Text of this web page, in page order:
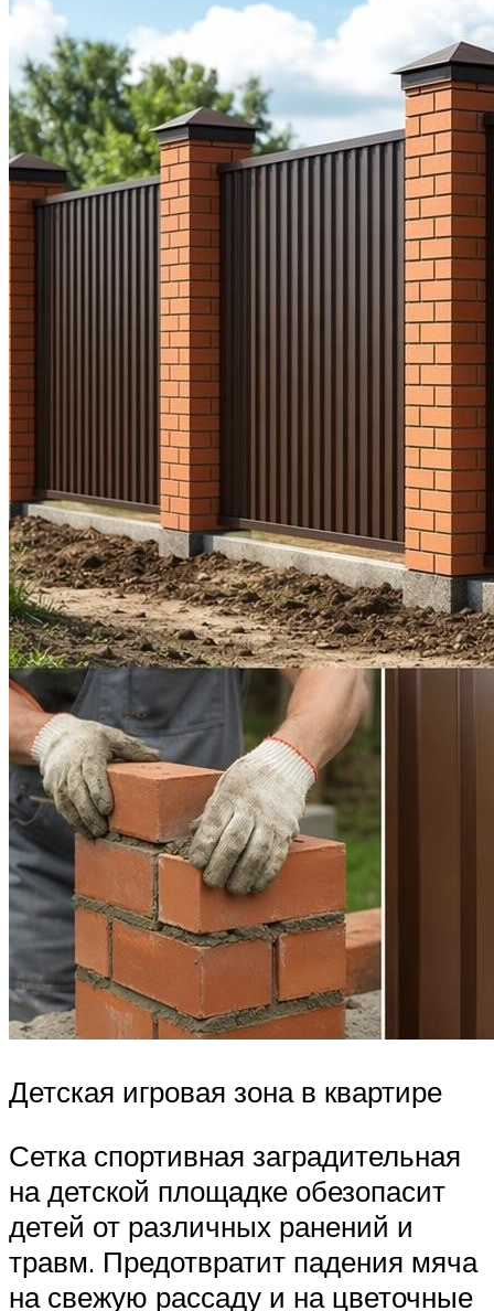
Детская игровая зона в квартире
Сетка спортивная заградительная
на детской площадке обезопасит
детей от различных ранений и
травм. Предотвратит падения мяча
на свежую рассаду и на цветочные